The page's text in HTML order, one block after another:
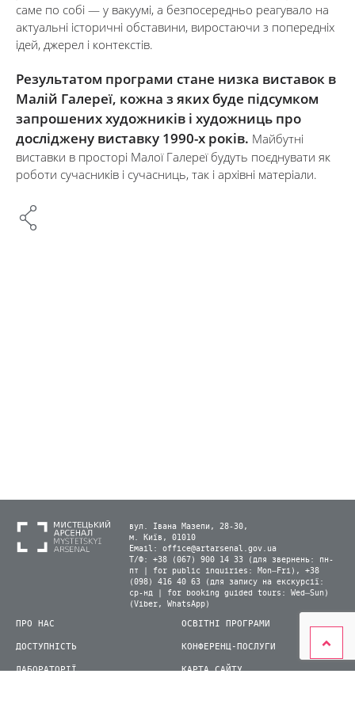
саме по собі — у вакуумі, а безпосередньо реагувало на
актуальні історичні обставини, виростаючи з попередніх
ідей, джерел і контекстів.
Результатом програми стане низка виставок в
Малій Галереї, кожна з яких буде підсумком
запрошених художників і художниць про
досліджену виставку 1990-х років. Майбутні
виставки в просторі Малої Галереї будуть поєднувати як
роботи сучасників і сучасниць, так і архівні матеріали.
вул. Івана Мазепи, 28-30,
м. Київ, 01010
Email: office@artarsenal.gov.ua
Т/Ф: +38 (067) 900 14 33 (для звернень: пн-
пт | for public inquiries: Mon–Fri), +38
(098) 416 40 63 (для запису на екскурсії:
ср-нд | for booking guided tours: Wed–Sun)
(Viber, WhatsApp)
ПРО НАС
ДОСТУПНІСТЬ
ЛАБОРАТОРІЇ
ОСВІТНІ ПРОГРАМИ
КОНФЕРЕНЦ-ПОСЛУГИ
КАРТА САЙТУ